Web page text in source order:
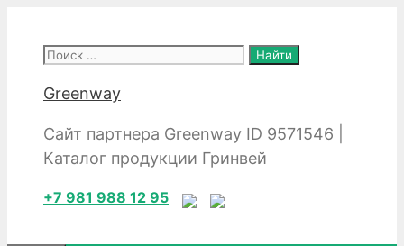
содержимому
Поиск:
Greenway
Сайт партнера Greenway ID 9571546 |
Каталог продукции Гринвей
+7 981 988 12 95